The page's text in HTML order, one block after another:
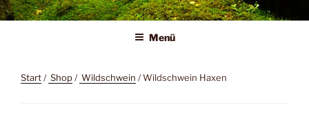
Zum
Inhalt
Liebeswerkstatt
Wilder Genuss
Menü
Start/ Shop/ Wildschwein / Wildschwein Haxen